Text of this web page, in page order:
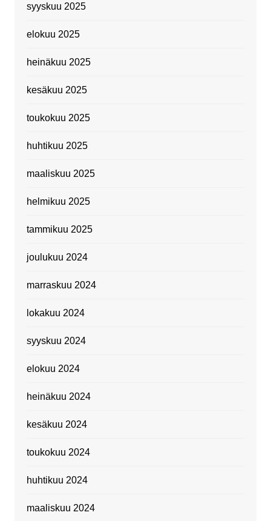
syyskuu 2025
elokuu 2025
heinäkuu 2025
kesäkuu 2025
toukokuu 2025
huhtikuu 2025
maaliskuu 2025
helmikuu 2025
tammikuu 2025
joulukuu 2024
marraskuu 2024
lokakuu 2024
syyskuu 2024
elokuu 2024
heinäkuu 2024
kesäkuu 2024
toukokuu 2024
huhtikuu 2024
maaliskuu 2024